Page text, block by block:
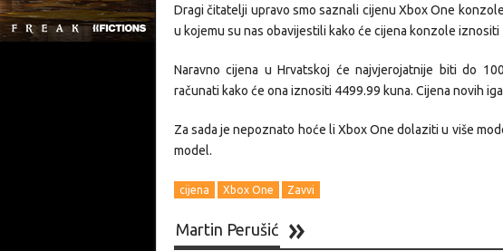
Dragi čitatelji upravo smo saznali cijenu Xbox One
u kojemu su nas obavijestili kako će cijena konzole iznositi
Naravno cijena u Hrvatskoj će najvjerojatnije biti do
računati kako će ona iznositi 4499.99 kuna. Cijena novih
Za sada je nepoznato hoće li Xbox One dolaziti u više
model.
cijena Xbox One Zavvi
Martin Perušić